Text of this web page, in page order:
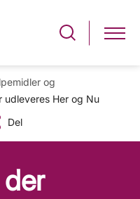
til
og
Her og Nu
Del